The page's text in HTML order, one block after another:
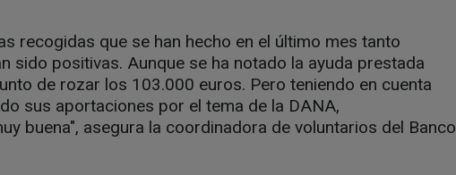
recogidas que se han hecho en el último mes tanto
sido positivas. Aunque se ha notado la ayuda prestada
de rozar los 103.000 euros. Pero teniendo en cuenta
sus aportaciones por el tema de la DANA,
buena", asegura la coordinadora de voluntarios del Banco